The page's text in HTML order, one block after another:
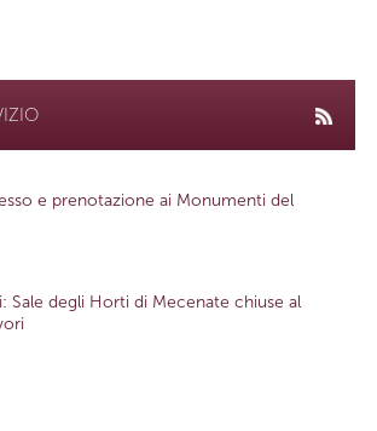
e prenotazione ai Monumenti del
Sale degli Horti di Mecenate chiuse al